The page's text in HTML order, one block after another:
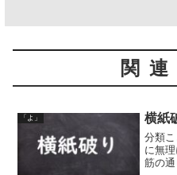
関
「よ」 横紙
分類
に無
筋の